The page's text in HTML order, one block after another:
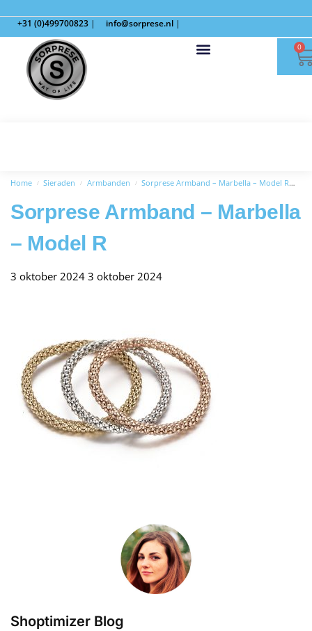
+31 (0)499700823 | info@sorprese.nl |
0
Home / Sieraden / Armbanden / Sorprese Armband – Marbella – Model R
Sorprese Armband – Marbella
– Model R
3 oktober 2024 3 oktober 2024
Shoptimizer Blog